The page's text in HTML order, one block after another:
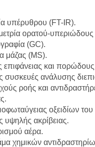
υπέρυθρου (FT-IR).
ορατού-
(GC).
μάζας (MS).
επιφάνειας και
συσκευές ανάλυσης
ροής και
οξειδίων
υψηλής ακρίβειας.
αέρα.
χημικών